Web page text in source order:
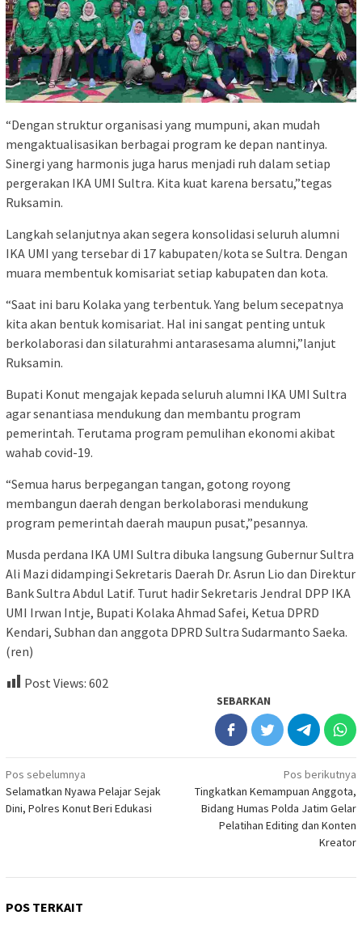
“Dengan struktur organisasi yang mumpuni, akan mudah
mengaktualisasikan berbagai program ke depan nantinya.
Sinergi yang harmonis juga harus menjadi ruh dalam setiap
pergerakan IKA UMI Sultra. Kita kuat karena bersatu,”tegas
Ruksamin.
Langkah selanjutnya akan segera konsolidasi seluruh alumni
IKA UMI yang tersebar di 17 kabupaten/kota se Sultra. Dengan
muara membentuk komisariat setiap kabupaten dan kota.
“Saat ini baru Kolaka yang terbentuk. Yang belum secepatnya
kita akan bentuk komisariat. Hal ini sangat penting untuk
berkolaborasi dan silaturahmi antarasesama alumni,”lanjut
Ruksamin.
Bupati Konut mengajak kepada seluruh alumni IKA UMI Sultra
agar senantiasa mendukung dan membantu program
pemerintah. Terutama program pemulihan ekonomi akibat
wahab covid-19.
“Semua harus berpegangan tangan, gotong royong
membangun daerah dengan berkolaborasi mendukung
program pemerintah daerah maupun pusat,”pesannya.
Musda perdana IKA UMI Sultra dibuka langsung Gubernur Sultra
Ali Mazi didampingi Sekretaris Daerah Dr. Asrun Lio dan Direktur
Bank Sultra Abdul Latif. Turut hadir Sekretaris Jendral DPP IKA
UMI Irwan Intje, Bupati Kolaka Ahmad Safei, Ketua DPRD
Kendari, Subhan dan anggota DPRD Sultra Sudarmanto Saeka.
(ren)
Post Views: 602
SEBARKAN
Navigasi
pos
Pos sebelumnya
Selamatkan Nyawa Pelajar Sejak
Dini, Polres Konut Beri Edukasi
Pos berikutnya
Tingkatkan Kemampuan Anggota,
Bidang Humas Polda Jatim Gelar
Pelatihan Editing dan Konten
Kreator
POS TERKAIT